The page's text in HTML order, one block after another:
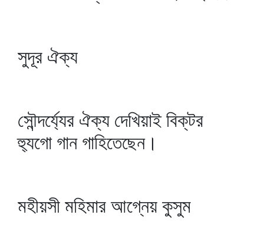
সুদূর ঐক্য
সৌন্দর্য্যের ঐক্য দেখিয়াই বিক্‌টর
হ্যুগো গান গাহিতেছেন।
মহীয়সী মহিমার আগ্নেয় কুসুম